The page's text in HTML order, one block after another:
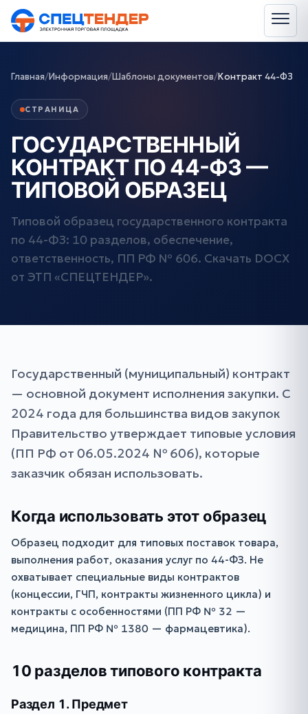
Главная/Информация/Шаблоны документов/Контракт 44-ФЗ
СТРАНИЦА
ГОСУДАРСТВЕННЫЙ
КОНТРАКТ ПО 44-ФЗ —
ТИПОВОЙ ОБРАЗЕЦ
Типовой образец государственного контракта
по 44-ФЗ: 10 разделов, обеспечение,
ответственность, ПП РФ № 606. Скачать DOCX
от ЭТП «СПЕЦТЕНДЕР».
Государственный (муниципальный) контракт
— основной документ исполнения закупки. С
2024 года для большинства видов закупок
Правительство утверждает типовые условия
(ПП РФ от 06.05.2024 № 606), которые
заказчик обязан использовать.
Когда использовать этот образец
Образец подходит для типовых поставок товара,
выполнения работ, оказания услуг по 44-ФЗ. Не
охватывает специальные виды контрактов
(концессии, ГЧП, контракты жизненного цикла) и
контракты с особенностями (ПП РФ № 32 —
медицина, ПП РФ № 1380 — фармацевтика).
10 разделов типового контракта
Раздел 1. Предмет